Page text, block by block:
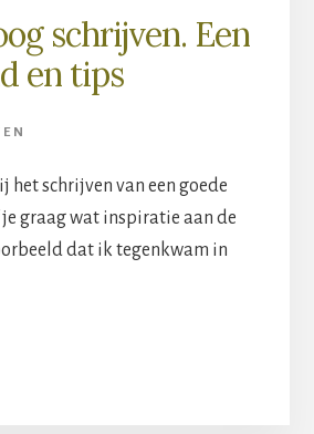
schrijven. Een
en tips
het schrijven van een goede
graag wat inspiratie aan de
dat ik tegenkwam in